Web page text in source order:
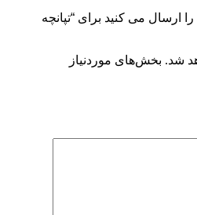
ارسال می کنید برای “تپانچه
شد. بخش‌های موردنیاز